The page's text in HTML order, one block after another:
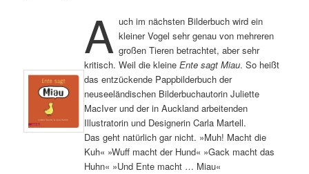
A uch im nächsten Bilderbuch wird ein
kleiner Vogel sehr genau von mehreren
großen Tieren betrachtet, aber sehr
kritisch. Weil die kleine Ente sagt Miau. So heißt
das entzückende Pappbilderbuch der
neuseeländischen Bilderbuchautorin Juliette
MacIver und der in Auckland arbeitenden
Illustratorin und Designerin Carla Martell.
Das geht natürlich gar nicht. »Muh! Macht die
Kuh« »Wuff macht der Hund« »Gack macht das
Huhn« »Und Ente macht … Miau«